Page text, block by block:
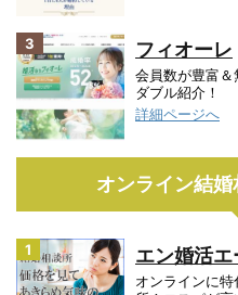
3 フィオーレ
会員数が豊富
ダブル紹介！
詳細ページへ
オンライン結
1 エン婚活エ
オンラインに